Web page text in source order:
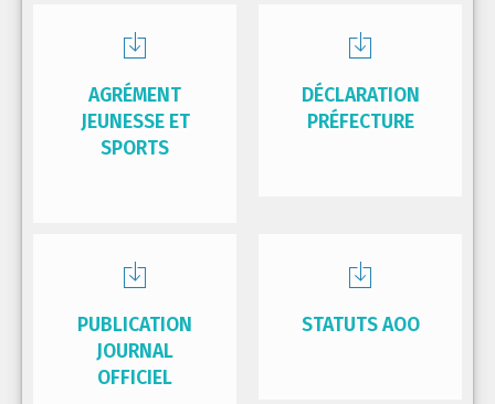
AGRÉMENT
JEUNESSE ET
SPORTS
DÉCLARATION
PRÉFECTURE
PUBLICATION
JOURNAL
OFFICIEL
STATUTS AOO